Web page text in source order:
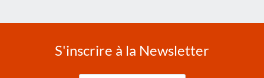
S'inscrire à la Newsletter
Entrez